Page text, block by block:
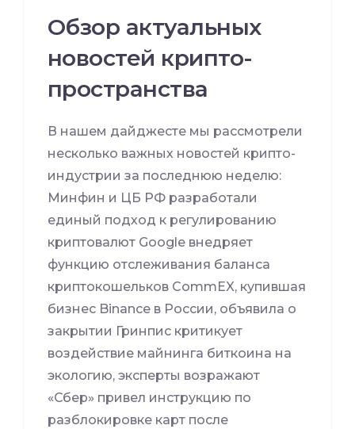
Обзор актуальных
новостей крипто-
пространства
В нашем дайджесте мы рассмотрели
несколько важных новостей крипто-
индустрии за последнюю неделю:
Минфин и ЦБ РФ разработали
единый подход к регулированию
криптовалют Google внедряет
функцию отслеживания баланса
криптокошельков CommEX, купившая
бизнес Binance в России, объявила о
закрытии Гринпис критикует
воздействие майнинга биткоина на
экологию, эксперты возражают
«Сбер» привел инструкцию по
разблокировке карт после